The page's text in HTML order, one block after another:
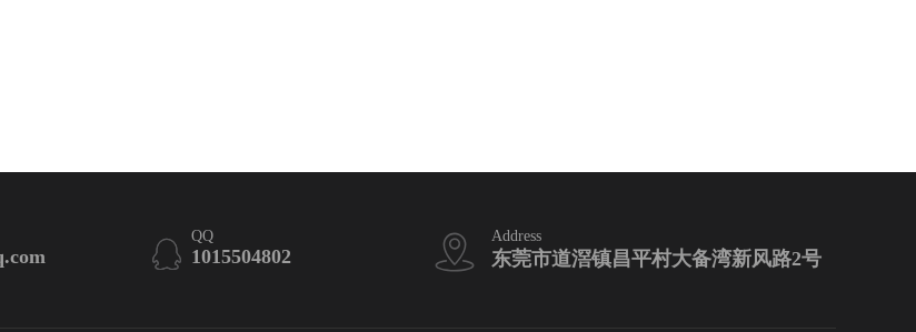
QQ
1015504802
Address
东莞市道滘镇昌平村大备湾新风路2号